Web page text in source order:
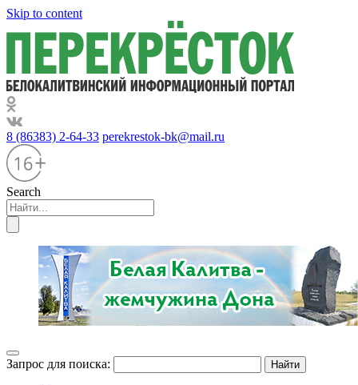
Skip to content
8 (86383) 2-64-33 perekrestok-bk@mail.ru
Search
Запрос для поиска: